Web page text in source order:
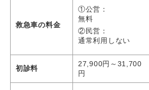
救急車の料金
①公営：
無料
②民営：
通常利用しない
初診料
27,900円～31,700
円